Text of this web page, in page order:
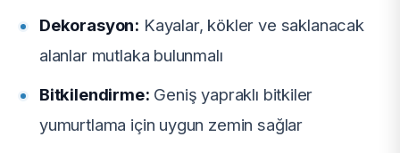
Dekorasyon: Kayalar, kökler ve saklanacak
alanlar mutlaka bulunmalı
Bitkilendirme: Geniş yapraklı bitkiler
yumurtlama için uygun zemin sağlar